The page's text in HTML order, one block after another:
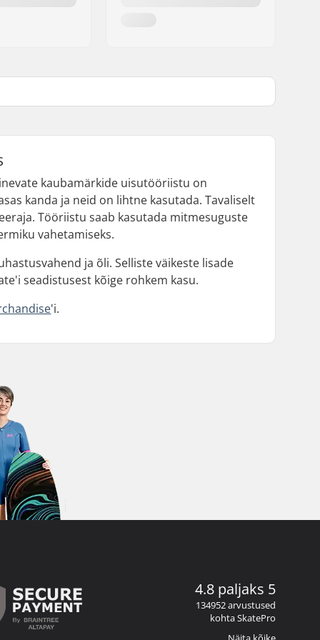
kaubamärkide uisutööriistu on
kanda ja neid on lihtne kasutada. Tavaliselt
Tööriistu saab kasutada mitmesuguste
vahetamiseks.
ja õli. Selliste väikeste lisade
seadistusest kõige rohkem kasu.
'i.
4.8 paljaks 5
134952 arvustused
kohta SkatePro